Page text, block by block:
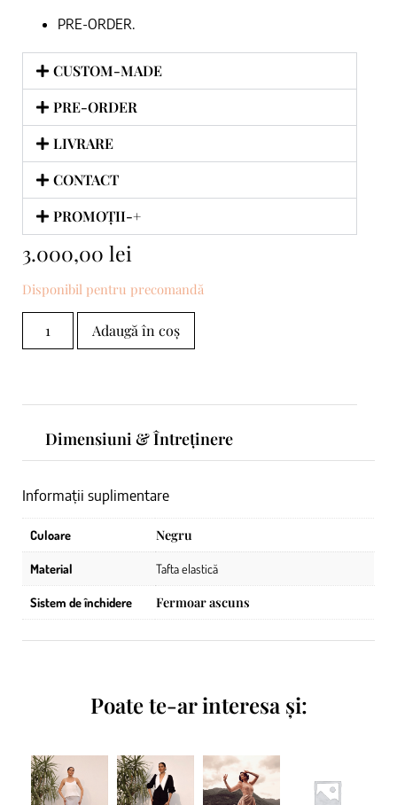
PRE-ORDER.
CUSTOM-MADE
PRE-ORDER
LIVRARE
CONTACT
PROMOȚII-+
3.000,00 lei
Disponibil pentru precomandă
Adaugă în coș
Dimensiuni & Întreținere
Informații suplimentare
Culoare Negru
Material Tafta elastică
Sistem de închidere Fermoar ascuns
Poate te-ar interesa și: